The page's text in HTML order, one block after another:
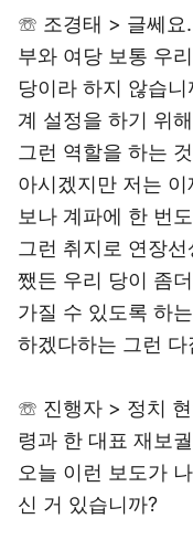
☏ 조경태 > 글쎄요.
부와 여당 보통 우
당이라 하지 않습
계 설정을 하기 위
그런 역할을 하는
아시겠지만 저는
보나 계파에 한 번
그런 취지로 연장
쨌든 우리 당이 좀
가질 수 있도록 하
하겠다하는 그런
☏ 진행자 > 정치
령과 한 대표 재보
오늘 이런 보도가
신 거 있습니까?